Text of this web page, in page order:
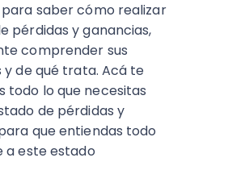
saber cómo realizar
pérdidas y ganancias,
comprender sus
y de qué trata. Acá te
todo lo que necesitas
de pérdidas y
que entiendas todo
a este estado